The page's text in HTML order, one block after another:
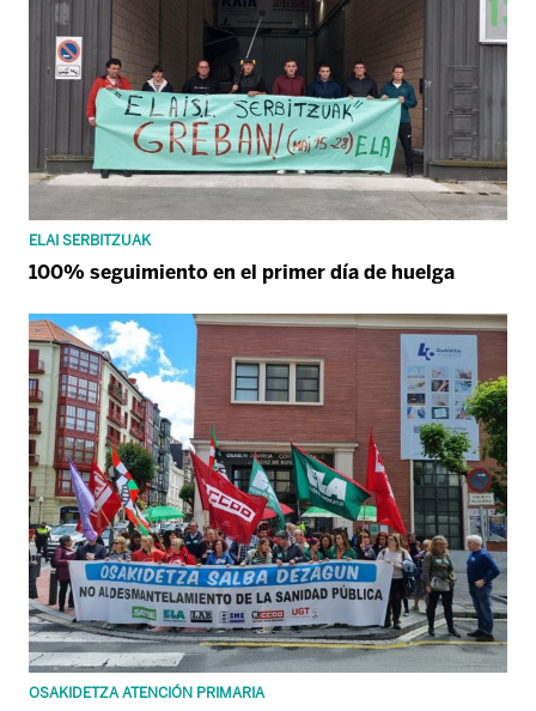
ELAI SERBITZUAK
100% seguimiento en el primer día de huelga
OSAKIDETZA ATENCIÓN PRIMARIA